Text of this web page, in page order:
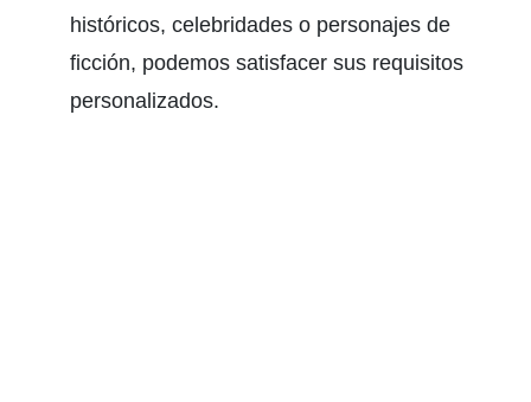
históricos, celebridades o personajes de
ficción, podemos satisfacer sus requisitos
personalizados.